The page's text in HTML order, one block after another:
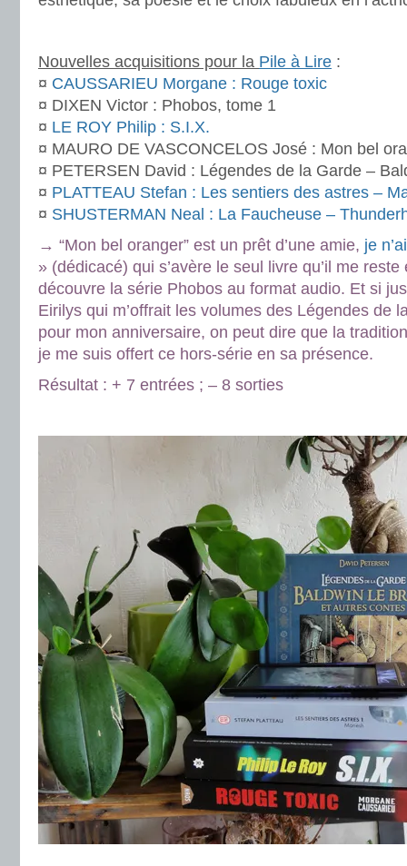
Nouvelles acquisitions pour la Pile à Lire :
¤ CAUSSARIEU Morgane : Rouge toxic
¤ DIXEN Victor : Phobos, tome 1
¤ LE ROY Philip : S.I.X.
¤ MAURO DE VASCONCELOS José : Mon bel
¤ PETERSEN David : Légendes de la Garde –
¤ PLATTEAU Stefan : Les sentiers des astres –
¤ SHUSTERMAN Neal : La Faucheuse –
→ “Mon bel oranger” est un prêt d’une amie, je
» (dédicacé) qui s’avère le seul livre qu’il me
découvre la série Phobos au format audio. Et si
Eirilys qui m’offrait les volumes des Légendes de
pour mon anniversaire, on peut dire que la
je me suis offert ce hors-série en sa présence.
Résultat : + 7 entrées ; – 8 sorties